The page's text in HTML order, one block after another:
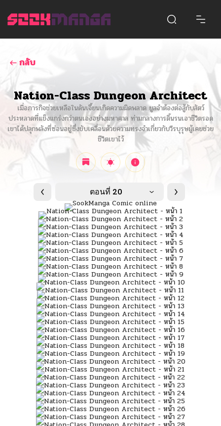
กลับ
Nation-Class Dungeon Architect
เมื่อภารกิจช่วยเหลือในดันเจี้ยนเกิดความผิดพลาด ยูลจำต้องต่อสู้กับสัตว์
ประหลาดที่แข็งแกร่งกว่าตนเองอย่างมหาศาล ท่ามกลางการดิ้นรนเอาชีวิตรอด
เขาได้ปลุกพลังที่ซ่อนอยู่ซึ่งขับเคลื่อนด้วยความทรงจำเกี่ยวกับวีรบุรุษผู้เคยช่วย
ชีวิตเขาไว้
ตอนที่ 20